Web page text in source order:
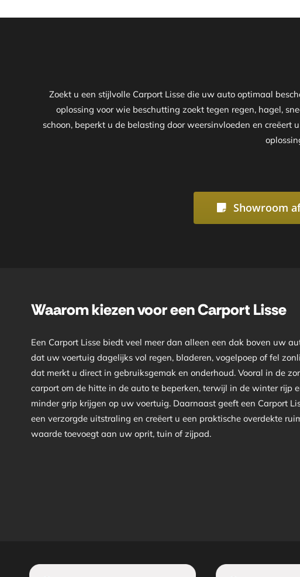
Zoekt u een stijlvolle Carport Lisse die uw auto optimaal
oplossing voor wie beschutting zoekt tegen regen, hagel,
schoon, beperkt u de belasting door weersinvloeden en
Showroom
Waarom kiezen voor een Carport Lisse
Een Carport Lisse biedt veel meer dan alleen een dak boven uw
dat uw voertuig dagelijks vol regen, bladeren, vogelpoep of fel
dat merkt u direct in gebruiksgemak en onderhoud. Vooral in de
carport om de hitte in de auto te beperken, terwijl in de winter rijp
minder grip krijgen op uw voertuig. Daarnaast geeft een Carport
een verzorgde uitstraling en creëert u een praktische overdekte
waarde toevoegt aan uw oprit, tuin of zijpad.